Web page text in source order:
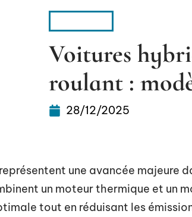
Voitures
roulant :
28/12/2025
une avancée majeure
un moteur thermique et un
tout en réduisant les